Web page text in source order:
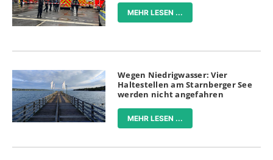
MEHR LESEN ...
Wegen Niedrigwasser: Vier
Haltestellen am Starnberger See
werden nicht angefahren
MEHR LESEN ...